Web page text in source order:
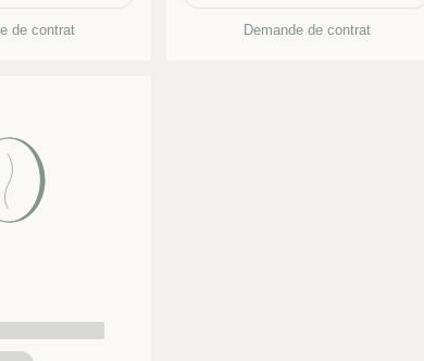
de contrat Demande de contrat